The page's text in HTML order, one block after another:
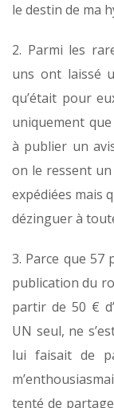
le destin de ma
2. Parmi les
uns ont laissé
qu’était pour
uniquement
à publier un
on le ressent
expédiées mais
dézinguer à
3. Parce que
publication du
partir de 50 €
UN seul, ne
lui faisait de
tenté de